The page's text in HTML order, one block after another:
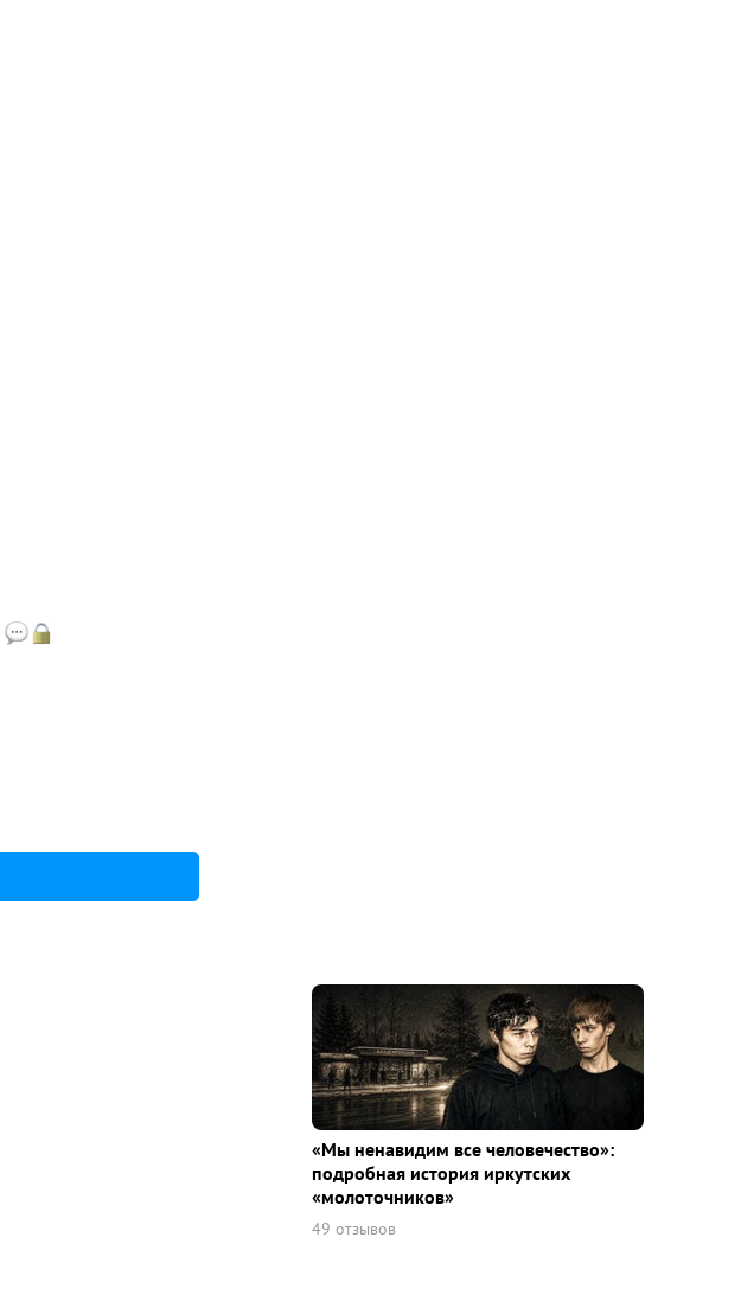
«Мы ненавидим все человечество»:
подробная история иркутских
«молоточников»
49 отзывов